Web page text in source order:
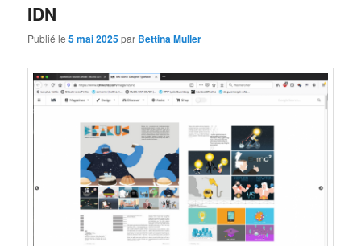
IDN
Publié le5 mai 2025par Bettina Muller